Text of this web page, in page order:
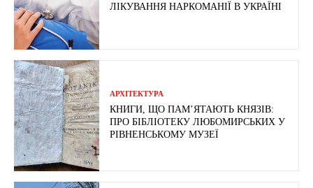
ЛІКУВАННЯ НАРКОМАНІЇ В УКРАЇНІ
АРХІТЕКТУРА
КНИГИ, ЩО ПАМ’ЯТАЮТЬ КНЯЗІВ:
ПРО БІБЛІОТЕКУ ЛЮБОМИРСЬКИХ У
РІВНЕНСЬКОМУ МУЗЕЇ